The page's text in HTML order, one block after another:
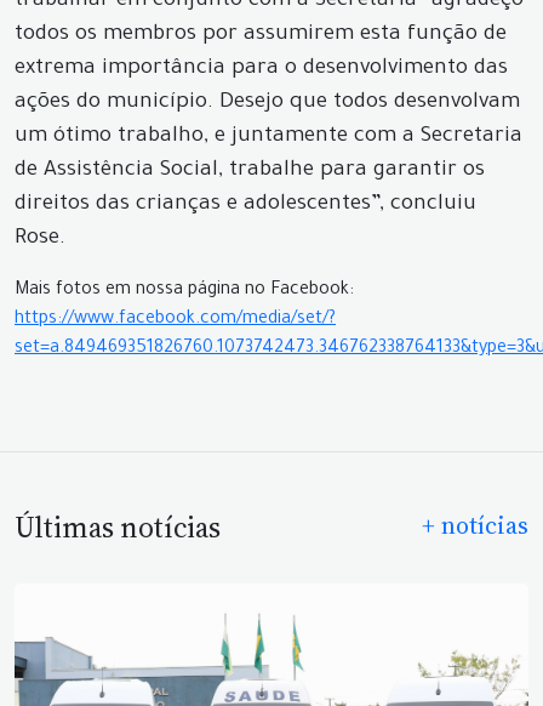
todos os membros por assumirem esta função de
extrema importância para o desenvolvimento das
ações do município. Desejo que todos desenvolvam
um ótimo trabalho, e juntamente com a Secretaria
de Assistência Social, trabalhe para garantir os
direitos das crianças e adolescentes”, concluiu
Rose.
Mais fotos em nossa página no Facebook:
https://www.facebook.com/media/set/?
Últimas notícias + notícias